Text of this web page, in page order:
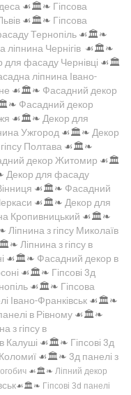
☙🏛️❧ Гіпсова
☙🏛️❧ Гіпсова
Тернопіль ☙🏛️❧
ліпнина Чернігів ☙🏛️❧
для фасаду Чернівці ☙🏛️
ліпнина Івано-
☙🏛️❧ Фасадний декор
Фасадний декор
☙🏛️❧ Декор для
Ужгород ☙🏛️❧ Декор
Полтава ☙🏛️❧
декор Житомир ☙🏛️
Декор для фасаду
☙🏛️❧ Фасадний
☙🏛️❧ Декор для
Кропивницький ☙🏛️❧
Ліпнина з гіпсу Миколаїв
Ліпнина з гіпсу в
☙🏛️❧ Фасадний декор в
☙🏛️❧ Гіпсові 3д
☙🏛️❧ Гіпсова
Івано-Франківськ ☙🏛️❧
в Рівному ☙🏛️❧
з гіпсу в
Калуші ☙🏛️❧ Гіпсові 3д
☙🏛️❧ 3д панелі з
☙🏛️❧ Ліпний декор
☙🏛️❧ Гіпсові 3d панелі